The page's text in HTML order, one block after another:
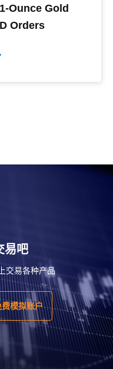
Ounce Gold
Orders
易吧
交易各种产品
模拟账户